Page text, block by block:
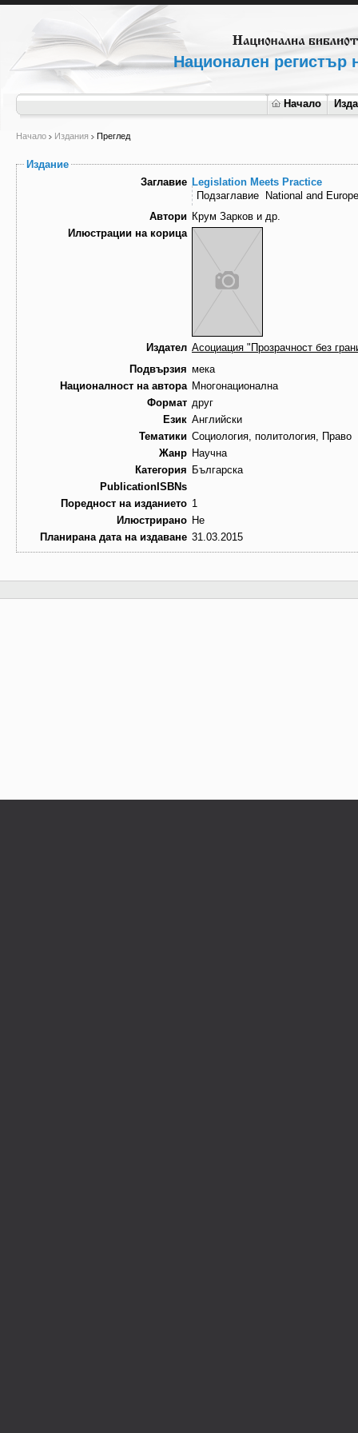
Национален регистър
Начало
Начало Издания Преглед
Издание
Заглавие Legislation Meets Practice
Подзаглавие
National and
Автори Крум Зарков и др.
Илюстрации на корица
Издател Асоциация "Прозрачност без
Подвързия мека
Националност на автора Многонационална
Формат друг
Език Английски
Тематики Социология, политология, Право
Жанр Научна
Категория Българска
PublicationISBNs
Поредност на изданието 1
Илюстрирано Не
Планирана дата на издаване 31.03.2015